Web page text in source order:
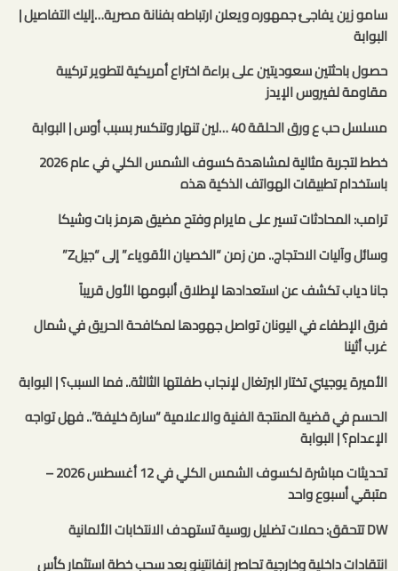
سامو زين يفاجئ جمهوره ويعلن ارتباطه بفنانة مصرية…إليك التفاصيل |
البوابة
حصول باحثتين سعوديتين على براءة اختراع أمريكية لتطوير تركيبة
مقاومة لفيروس الإيدز
مسلسل حب ع ورق الحلقة 40 …لين تنهار وتنكسر بسبب أوس | البوابة
خطط لتجربة مثالية لمشاهدة كسوف الشمس الكلي في عام 2026
باستخدام تطبيقات الهواتف الذكية هذه
ترامب: المحادثات تسير على مايرام وفتح مضيق هرمز بات وشيكا
وسائل وآليات الاحتجاج.. من زمن “الخصيان الأقوياء” إلى “جيلZ”
جانا دياب تكشف عن استعدادها لإطلاق ألبومها الأول قريباً
فرق الإطفاء في اليونان تواصل جهودها لمكافحة الحريق في شمال
غرب أثينا
الأميرة يوجيني تختار البرتغال لإنجاب طفلتها الثالثة.. فما السبب؟ | البوابة
الحسم في قضية المنتجة الفنية والاعلامية “سارة خليفة”.. فهل تواجه
الإعدام؟ | البوابة
تحديثات مباشرة لكسوف الشمس الكلي في 12 أغسطس 2026 –
متبقي أسبوع واحد
DW تتحقق: حملات تضليل روسية تستهدف الانتخابات الألمانية
انتقادات داخلية وخارجية تحاصر إنفانتينو بعد سحب خطة استثمار كأس